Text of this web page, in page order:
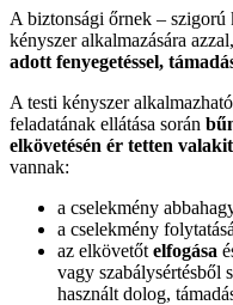
A biztonsági őrnek – szigorú
kényszer alkalmazására
adott fenyegetéssel,
A testi kényszer
feladatának ellátása során
elkövetésén ér tetten
vannak:
a cselekmény
a cselekmény
az elkövetőt elfogása
vagy szabálysértésből
használt dolog,